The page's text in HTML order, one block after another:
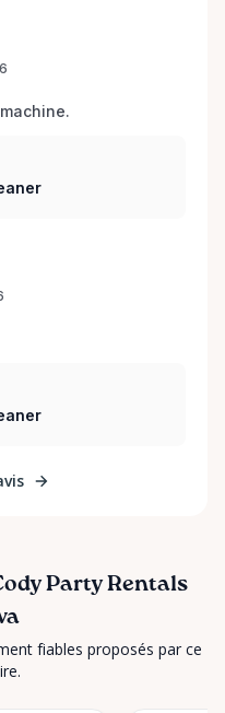
Party Rentals
fiables proposés par ce